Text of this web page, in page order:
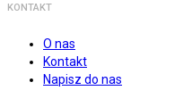
KONTAKT
O nas
Kontakt
Napisz do nas